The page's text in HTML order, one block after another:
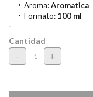
Aroma:Aromatica
Formato: 100 ml
Cantidad
- +